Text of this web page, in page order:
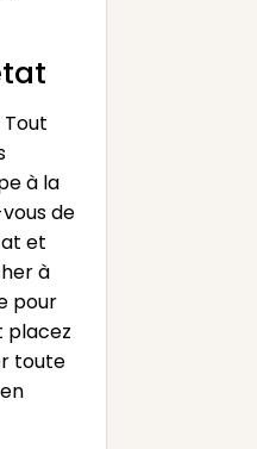
à la
de
et
à
pour
placez
toute